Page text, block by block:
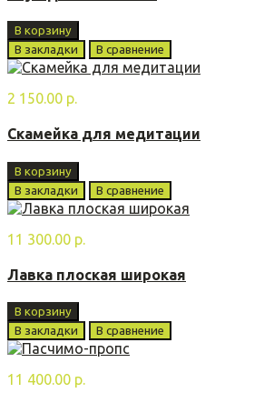
В корзину
В закладки
В сравнение
2 150.00 р.
Скамейка для медитации
В корзину
В закладки
В сравнение
11 300.00 р.
Лавка плoская ширoкая
В корзину
В закладки
В сравнение
11 400.00 р.